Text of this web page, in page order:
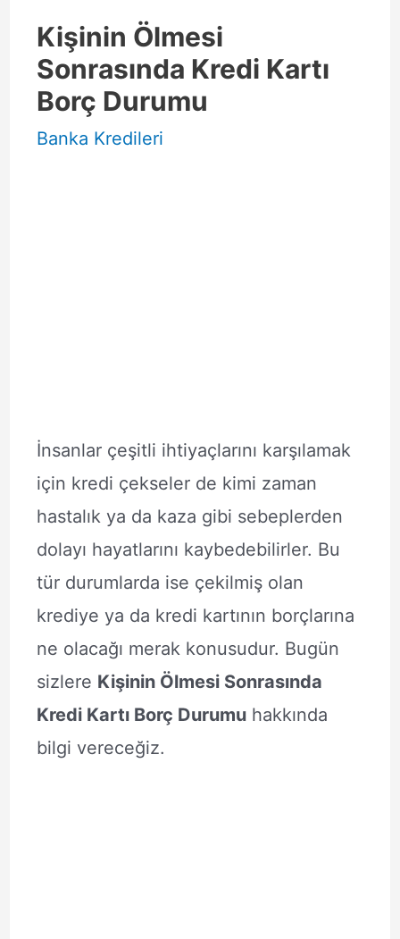
Kişinin Ölmesi
Sonrasında Kredi Kartı
Borç Durumu
Banka Kredileri
İnsanlar çeşitli ihtiyaçlarını karşılamak
için kredi çekseler de kimi zaman
hastalık ya da kaza gibi sebeplerden
dolayı hayatlarını kaybedebilirler. Bu
tür durumlarda ise çekilmiş olan
krediye ya da kredi kartının borçlarına
ne olacağı merak konusudur. Bugün
sizlere Kişinin Ölmesi Sonrasında
Kredi Kartı Borç Durumuhakkında
bilgi vereceğiz.